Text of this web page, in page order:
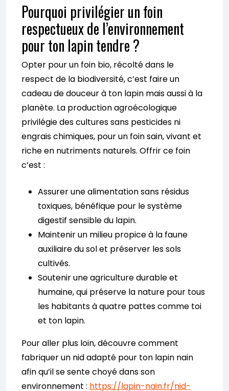
Pourquoi privilégier un foin
respectueux de l’environnement
pour ton lapin tendre ?
Opter pour un foin bio, récolté dans le
respect de la biodiversité, c’est faire un
cadeau de douceur à ton lapin mais aussi à la
planète. La production agroécologique
privilégie des cultures sans pesticides ni
engrais chimiques, pour un foin sain, vivant et
riche en nutriments naturels. Offrir ce foin
c’est :
Assurer une alimentation sans résidus
toxiques, bénéfique pour le système
digestif sensible du lapin.
Maintenir un milieu propice à la faune
auxiliaire du sol et préserver les sols
cultivés.
Soutenir une agriculture durable et
humaine, qui préserve la nature pour tous
les habitants à quatre pattes comme toi
et ton lapin.
Pour aller plus loin, découvre comment
fabriquer un nid adapté pour ton lapin nain
afin qu’il se sente choyé dans son
environnement : https://lapin-nain.fr/nid-